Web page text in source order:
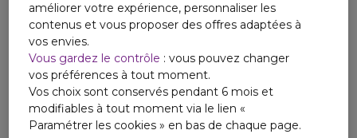
améliorer votre expérience, personnaliser les
contenus et vous proposer des offres adaptées à
vos envies.
Vous gardez le contrôle : vous pouvez changer
vos préférences à tout moment.
Vos choix sont conservés pendant 6 mois et
modifiables à tout moment via le lien «
Paramétrer les cookies » en bas de chaque page.